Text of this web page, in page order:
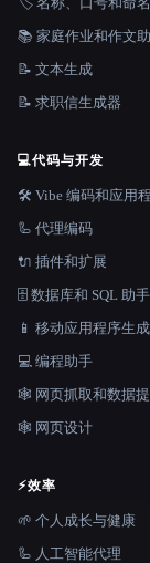
📚 家庭作业和作文
📝 文本生成
📝 求职信生成器
💻代码与开发
🛠️ Vibe 编码和应用
🦾 代理编码
🔌 插件和扩展
🗄️ 数据库和 SQL 助手
📱 移动应用程序生
💻 编程助手
🕸️ 网页抓取和数据
🕸 网页设计
⚡效率
🌱 个人成长与健康
🦾 人工智能代理